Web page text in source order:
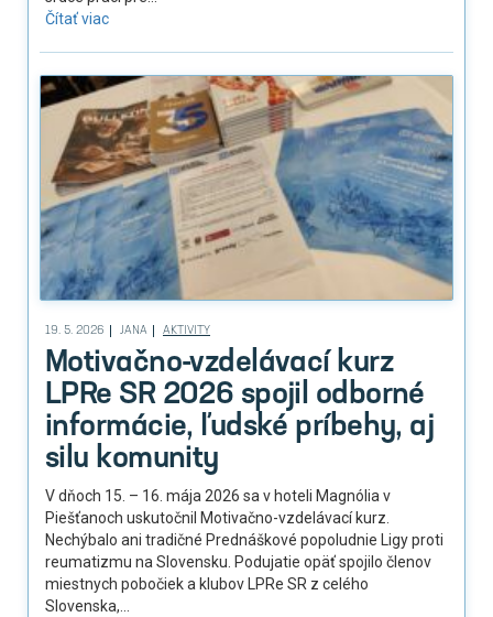
Čítať viac
19. 5. 2026 JANA AKTIVITY
Motivačno-vzdelávací kurz
LPRe SR 2026 spojil odborné
informácie, ľudské príbehy, aj
silu komunity
V dňoch 15. – 16. mája 2026 sa v hoteli Magnólia v
Piešťanoch uskutočnil Motivačno-vzdelávací kurz.
Nechýbalo ani tradičné Prednáškové popoludnie Ligy proti
reumatizmu na Slovensku. Podujatie opäť spojilo členov
miestnych pobočiek a klubov LPRe SR z celého
Slovenska,...